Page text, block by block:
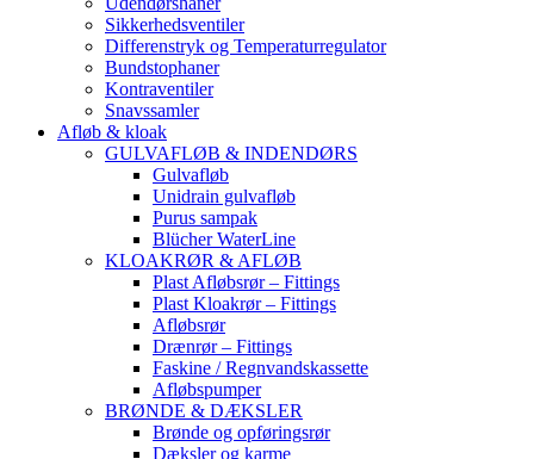
Sikkerhedsventiler
Differenstryk og Temperaturregulator
Bundstophaner
Kontraventiler
Snavssamler
Afløb & kloak
GULVAFLØB & INDENDØRS
Gulvafløb
Unidrain gulvafløb
Purus sampak
Blücher WaterLine
KLOAKRØR & AFLØB
Plast Afløbsrør – Fittings
Plast Kloakrør – Fittings
Afløbsrør
Drænrør – Fittings
Faskine / Regnvandskassette
Afløbspumper
BRØNDE & DÆKSLER
Brønde og opføringsrør
Dæksler og karme